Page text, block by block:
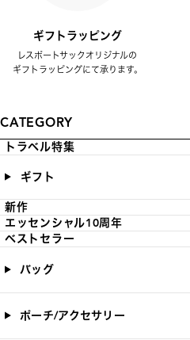
ギフトラッピング
レスポートサックオリジナルの
ギフトラッピングにて承ります。
CATEGORY
トラベル特集
ギフト
新作
エッセンシャル10周年
ベストセラー
バッグ
ポーチ/アクセサリー